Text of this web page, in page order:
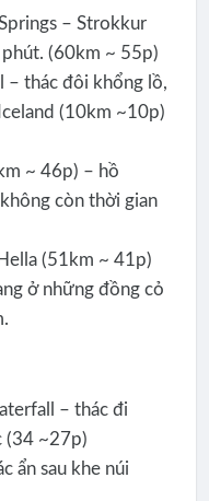
– Strokkur
(60km ~ 55p)
– thác đôi khổng lồ,
(10km ~10p)
~ 46p) – hồ
còn thời gian
(51km ~ 41p)
ở những đồng cỏ
– thác đi
(34 ~27p)
ẩn sau khe núi